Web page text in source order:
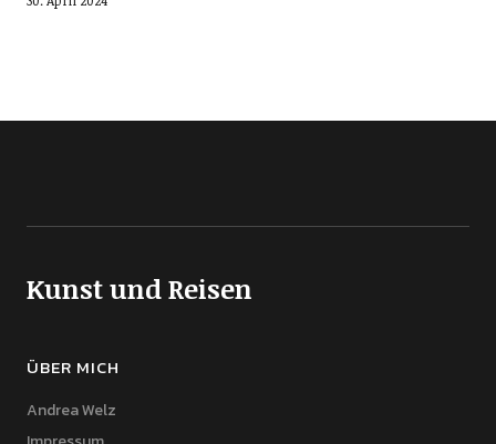
Kunst und Reisen
ÜBER MICH
Andrea Welz